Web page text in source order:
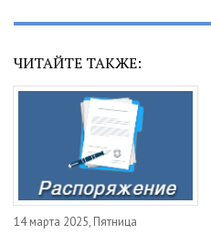
ЧИТАЙТЕ ТАКЖЕ:
14 марта 2025, Пятница